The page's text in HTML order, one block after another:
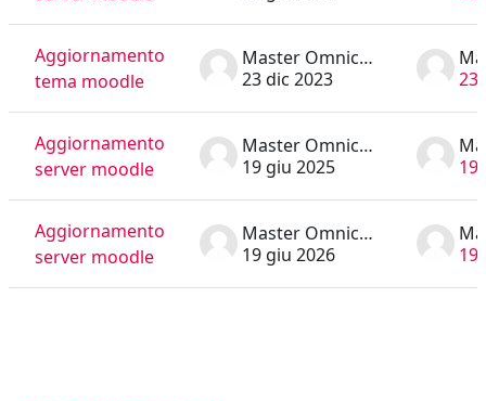
Aggiornamento
tema moodle
Master Omnicomprensivo
23 dic 2023
23
Aggiornamento
server moodle
Master Omnicomprensivo
19 giu 2025
19
Aggiornamento
server moodle
Master Omnicomprensivo
19 giu 2026
19